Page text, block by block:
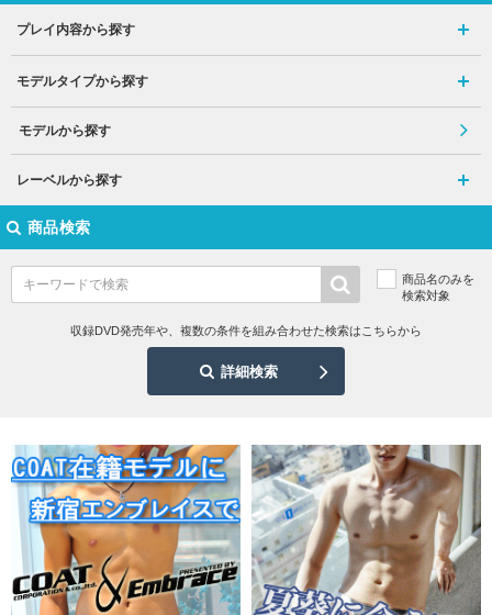
プレイ内容から探す
モデルタイプから探す
モデルから探す
レーベルから探す
商品検索
商品名のみを
検索対象
収録DVD発売年や、複数の条件を組み合わせた検索はこちらから
詳細検索